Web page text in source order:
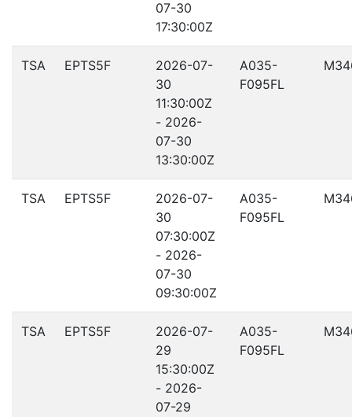
07-30
17:30:00Z
TSA EPTS5F
2026-07-
30
11:30:00Z
- 2026-
07-30
13:30:00Z
A035-
F095FL
TSA EPTS5F
2026-07-
30
07:30:00Z
- 2026-
07-30
09:30:00Z
A035-
F095FL
TSA EPTS5F
2026-07-
29
15:30:00Z
- 2026-
07-29
A035-
F095FL